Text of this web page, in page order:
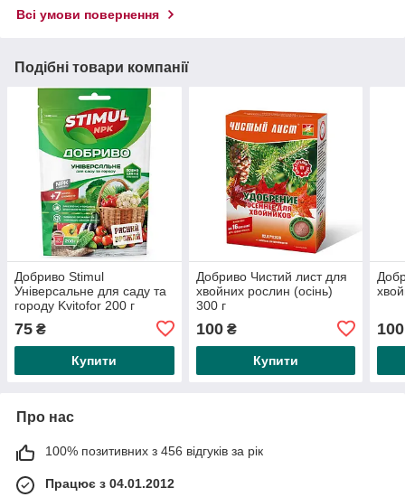
Всі умови повернення
Подібні товари компанії
Добриво Stimul
Універсальне для саду та
городу Kvitofor 200 г
75 ₴
Купити
Добриво Чистий лист для
хвойних рослин (осінь)
300 г
100₴
Купити
100
Про нас
100% позитивних з 456 відгуків за рік
Працює з 04.01.2012